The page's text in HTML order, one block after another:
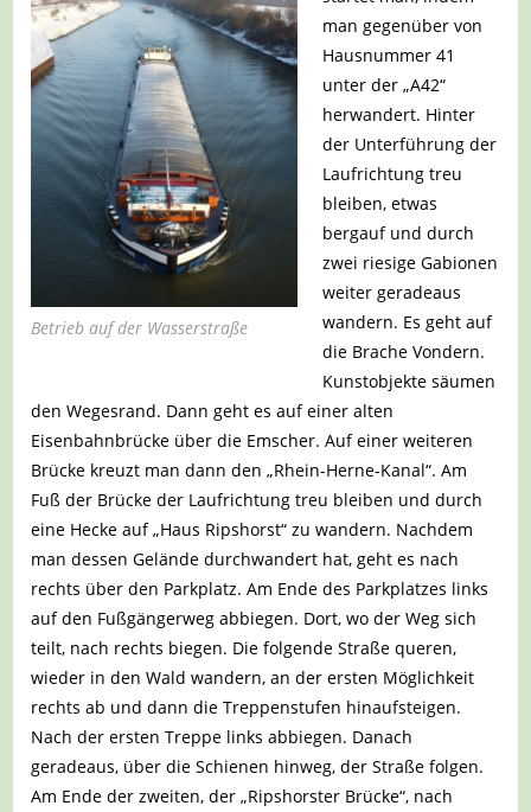
Betrieb auf der Wasserstraße
man gegenüber von
Hausnummer 41
unter der „A42“
herwandert. Hinter
der Unterführung der
Laufrichtung treu
bleiben, etwas
bergauf und durch
zwei riesige Gabionen
weiter geradeaus
wandern. Es geht auf
die Brache Vondern.
Kunstobjekte säumen
den Wegesrand. Dann geht es auf einer alten
Eisenbahnbrücke über die Emscher. Auf einer weiteren
Brücke kreuzt man dann den „Rhein-Herne-Kanal“. Am
Fuß der Brücke der Laufrichtung treu bleiben und durch
eine Hecke auf „Haus Ripshorst“ zu wandern. Nachdem
man dessen Gelände durchwandert hat, geht es nach
rechts über den Parkplatz. Am Ende des Parkplatzes links
auf den Fußgängerweg abbiegen. Dort, wo der Weg sich
teilt, nach rechts biegen. Die folgende Straße queren,
wieder in den Wald wandern, an der ersten Möglichkeit
rechts ab und dann die Treppenstufen hinaufsteigen.
Nach der ersten Treppe links abbiegen. Danach
geradeaus, über die Schienen hinweg, der Straße folgen.
Am Ende der zweiten, der „Ripshorster Brücke“, nach